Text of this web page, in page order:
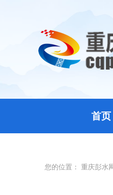
首页
您的位置： 重庆彭水